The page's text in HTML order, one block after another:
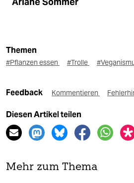
Themen
#Pflanzen essen #Trolle
Feedback Kommentieren
Diesen Artikel teilen
Mehr zum Thema